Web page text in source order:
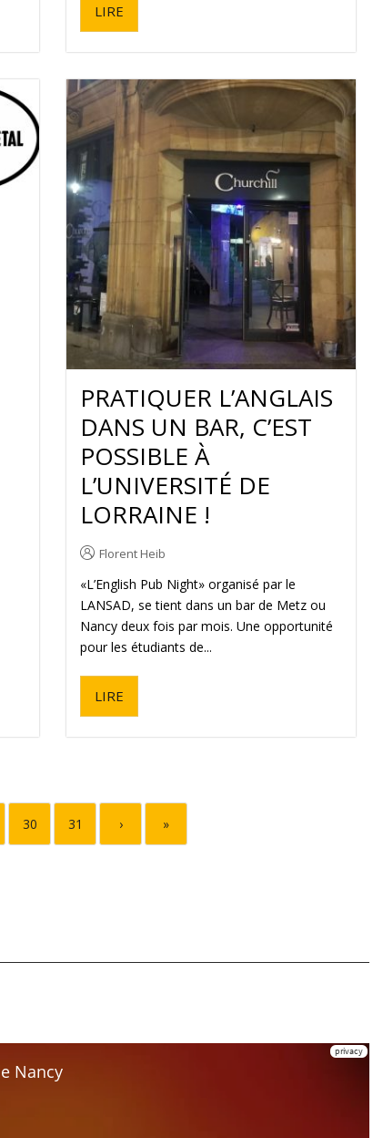
LIRE
PRATIQUER L’ANGLAIS
DANS UN BAR, C’EST
POSSIBLE À
L’UNIVERSITÉ DE
LORRAINE !
Florent Heib
«L’English Pub Night» organisé par le
LANSAD, se tient dans un bar de Metz ou
Nancy deux fois par mois. Une opportunité
pour les étudiants de...
LIRE
30 31 › »